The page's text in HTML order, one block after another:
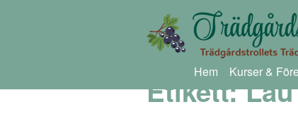
Hem Kurser &
Etikett:Lau